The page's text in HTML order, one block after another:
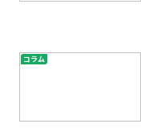
コラム